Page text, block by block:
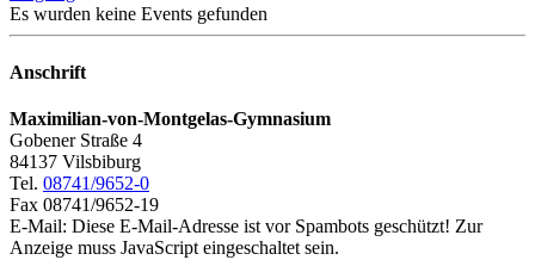
Es wurden keine Events gefunden
Anschrift
Maximilian-von-Montgelas-Gymnasium
Gobener Straße 4
84137 Vilsbiburg
Tel. 08741/9652-0
Fax 08741/9652-19
E-Mail: Diese E-Mail-Adresse ist vor Spambots geschützt! Zur
Anzeige muss JavaScript eingeschaltet sein.